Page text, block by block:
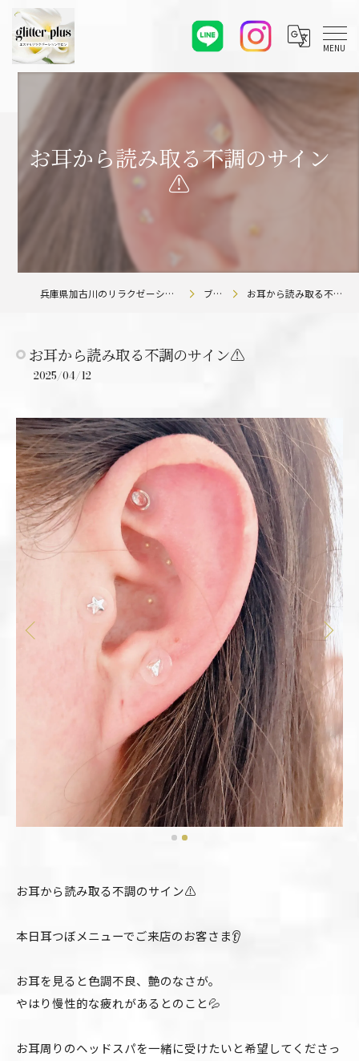
お耳から読み取る不調のサイン
⚠️
兵庫県加古川のリラクゼーションならglitter plus ブログ お耳から読み取る不調のサイン⚠️
お耳から読み取る不調のサイン⚠️
2025/04/12
お耳から読み取る不調のサイン⚠️
本日耳つぼメニューでご来店のお客さま👂
お耳を見ると色調不良、艶のなさが。
やはり慢性的な疲れがあるとのこと💦
お耳周りのヘッドスパを一緒に受けたいと希望してくださっ